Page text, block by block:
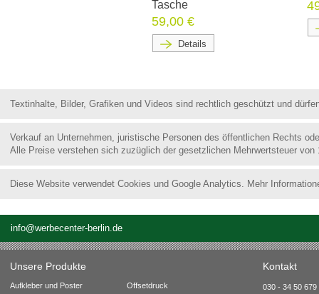
Tasche
59,00 €
Details
Textinhalte, Bilder, Grafiken und Videos sind rechtlich geschützt und
Verkauf an Unternehmen, juristische Personen des öffentlichen Rechts
Alle Preise verstehen sich zuzüglich der gesetzlichen Mehrwertsteuer von
Diese Website verwendet Cookies und Google Analytics. Mehr
info@werbecenter-berlin.de
Unsere Produkte Kontakt
Aufkleber und Poster Offsetdruck 030 - 34 50 679